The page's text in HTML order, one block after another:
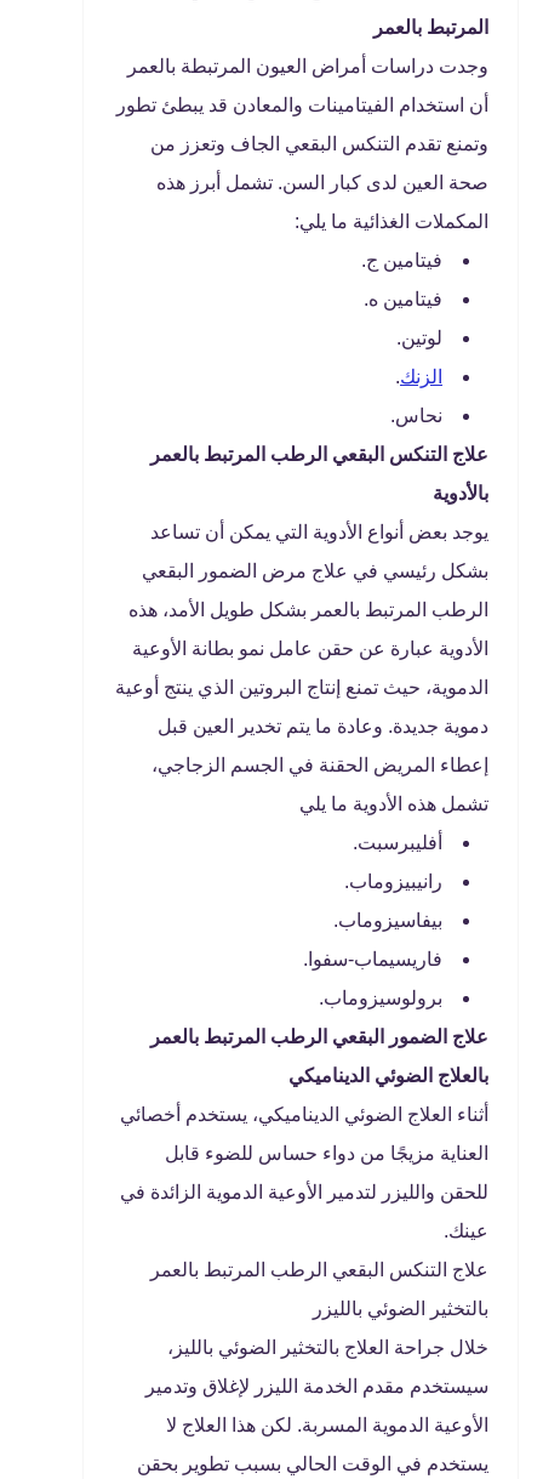
المرتبط بالعمر
وجدت دراسات أمراض العيون المرتبطة بالعمر
أن استخدام الفيتامينات والمعادن قد يبطئ تطور
وتمنع تقدم التنكس البقعي الجاف وتعزز من
صحة العين لدى كبار السن. تشمل أبرز هذه
المكملات الغذائية ما يلي:
فيتامين ج.
فيتامين ه.
لوتين.
الزنك.
نحاس.
علاج التنكس البقعي الرطب المرتبط بالعمر
بالأدوية
يوجد بعض أنواع الأدوية التي يمكن أن تساعد
بشكل رئيسي في علاج مرض الضمور البقعي
الرطب المرتبط بالعمر بشكل طويل الأمد، هذه
الأدوية عبارة عن حقن عامل نمو بطانة الأوعية
الدموية، حيث تمنع إنتاج البروتين الذي ينتج أوعية
دموية جديدة. وعادة ما يتم تخدير العين قبل
إعطاء المريض الحقنة في الجسم الزجاجي،
تشمل هذه الأدوية ما يلي
أفليبرسبت.
رانيبيزوماب.
بيفاسيزوماب.
فاريسيماب-سفوا.
برولوسيزوماب.
علاج الضمور البقعي الرطب المرتبط بالعمر
بالعلاج الضوئي الديناميكي
أثناء العلاج الضوئي الديناميكي، يستخدم أخصائي
العناية مزيجًا من دواء حساس للضوء قابل
للحقن والليزر لتدمير الأوعية الدموية الزائدة في
عينك.
علاج التنكس البقعي الرطب المرتبط بالعمر
بالتخثير الضوئي بالليزر
خلال جراحة العلاج بالتخثير الضوئي بالليز،
سيستخدم مقدم الخدمة الليزر لإغلاق وتدمير
الأوعية الدموية المسربة. لكن هذا العلاج لا
يستخدم في الوقت الحالي بسبب تطوير بحقن